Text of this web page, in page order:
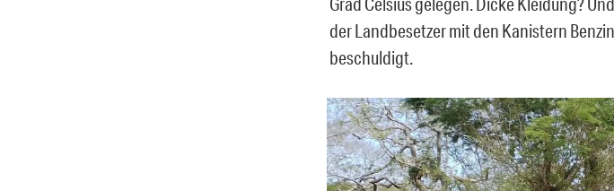
der Landbesetzer mit den Kanistern
beschuldigt.